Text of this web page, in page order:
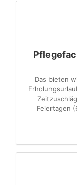
Das bieten
Feiertagen